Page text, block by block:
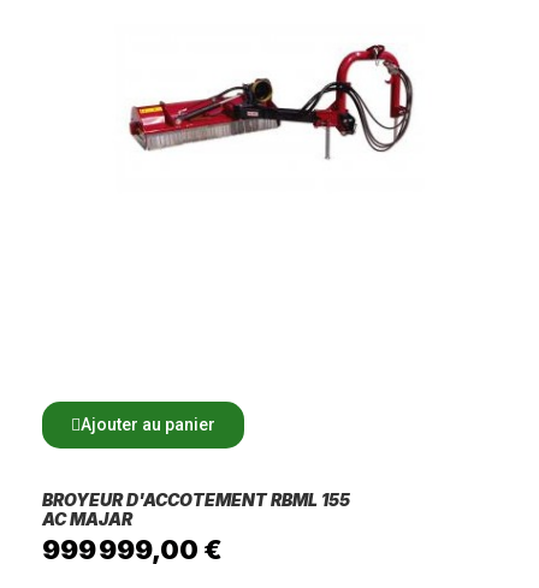
Ajouter au panier
BROYEUR D'ACCOTEMENT RBML 155
AC MAJAR
999 999,00 €